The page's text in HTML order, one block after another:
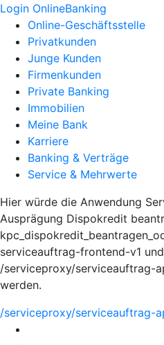
Login OnlineBanking
Online-Geschäftsstelle
Privatkunden
Junge Kunden
Firmenkunden
Private Banking
Immobilien
Meine Bank
Karriere
Banking & Verträge
Service & Mehrwerte
Hier würde die Anwendung
Ausprägung Dispokredit
serviceauftrag-frontend-v1
/serviceproxy/serviceauftrag-
werden.
/serviceproxy/serviceauftrag-